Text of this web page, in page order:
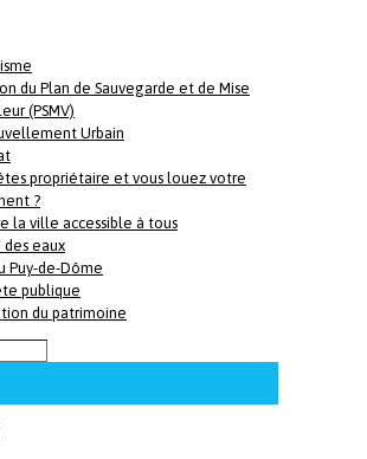
du Plan de Sauvegarde et de Mise
(PSMV)
Urbain
propriétaire et vous louez votre
?
la ville accessible à tous
des eaux
Puy-de-Dôme
publique
du patrimoine